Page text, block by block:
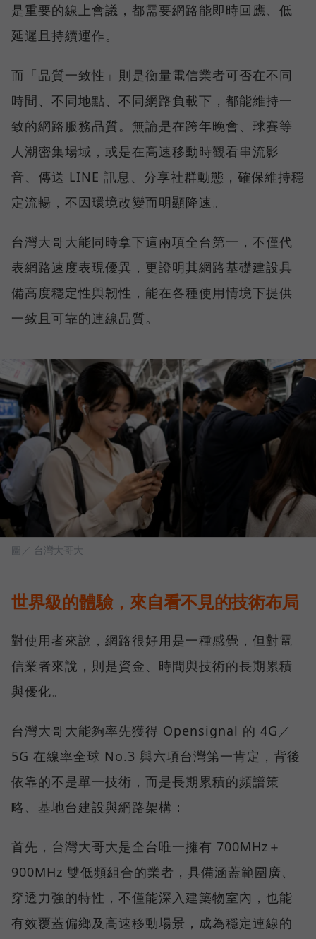
是重要的線上會議，都需要網路能即時回應、低
延遲且持續運作。
而「品質一致性」則是衡量電信業者可否在不同
時間、不同地點、不同網路負載下，都能維持一
致的網路服務品質。無論是在跨年晚會、球賽等
人潮密集場域，或是在高速移動時觀看串流影
音、傳送 LINE 訊息、分享社群動態，確保維持穩
定流暢，不因環境改變而明顯降速。
台灣大哥大能同時拿下這兩項全台第一，不僅代
表網路速度表現優異，更證明其網路基礎建設具
備高度穩定性與韌性，能在各種使用情境下提供
一致且可靠的連線品質。
圖／ 台灣大哥大
世界級的體驗，來自看不見的技術布局
對使用者來說，網路很好用是一種感覺，但對電
信業者來說，則是資金、時間與技術的長期累積
與優化。
台灣大哥大能夠率先獲得 Opensignal 的 4G／
5G 在線率全球 No.3 與六項台灣第一肯定，背後
依靠的不是單一技術，而是長期累積的頻譜策
略、基地台建設與網路架構：
首先，台灣大哥大是全台唯一擁有 700MHz＋
900MHz 雙低頻組合的業者，具備涵蓋範圍廣、
穿透力強的特性，不僅能深入建築物室內，也能
有效覆蓋偏鄉及高速移動場景，成為穩定連線的